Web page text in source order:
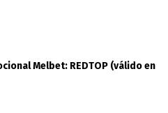
Melbet: REDTOP (válido en